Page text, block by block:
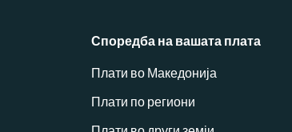
Споредба на вашата плата
Плати во Македонија
Плати по региони